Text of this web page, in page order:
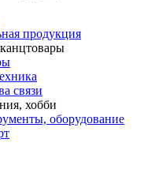
продукция
связи
хобби
оборудование